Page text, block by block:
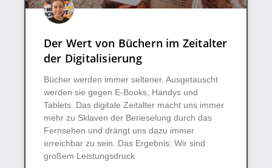
Der Wert von Büchern im Zeitalter
der Digitalisierung
Bücher werden immer seltener. Ausgetauscht
werden sie gegen E-Books, Handys und
Tablets. Das digitale Zeitalter macht uns immer
mehr zu Sklaven der Berieselung durch das
Fernsehen und drängt uns dazu immer
erreichbar zu sein. Das Ergebnis: Wir sind
großem Leistungsdruck